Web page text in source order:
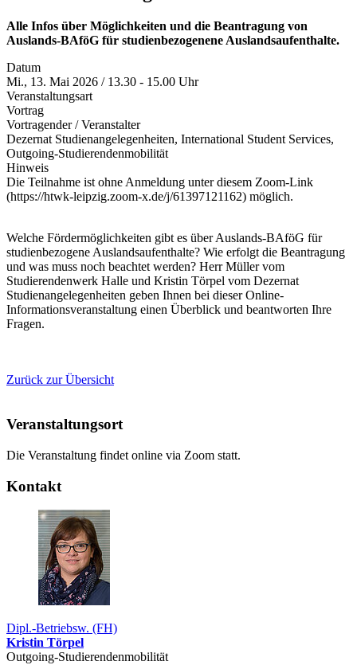
Alle Infos über Möglichkeiten und die Beantragung von
Auslands-BAföG für studienbezogenene Auslandsaufenthalte.
Datum
Mi., 13. Mai 2026 / 13.30 - 15.00 Uhr
Veranstaltungsart
Vortrag
Vortragender / Veranstalter
Dezernat Studienangelegenheiten, International Student Services,
Outgoing-Studierendenmobilität
Hinweis
Die Teilnahme ist ohne Anmeldung unter diesem Zoom-Link
(https://htwk-leipzig.zoom-x.de/j/61397121162) möglich.
Welche Fördermöglichkeiten gibt es über Auslands-BAföG für
studienbezogene Auslandsaufenthalte? Wie erfolgt die Beantragung
und was muss noch beachtet werden? Herr Müller vom
Studierendenwerk Halle und Kristin Törpel vom Dezernat
Studienangelegenheiten geben Ihnen bei dieser Online-
Informationsveranstaltung einen Überblick und beantworten Ihre
Fragen.
Zurück zur Übersicht
Veranstaltungsort
Die Veranstaltung findet online via Zoom statt.
Kontakt
Dipl.-Betriebsw. (FH)
Kristin Törpel
Outgoing-Studierendenmobilität